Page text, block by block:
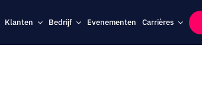
Klanten Bedrijf Evenementen Carrières